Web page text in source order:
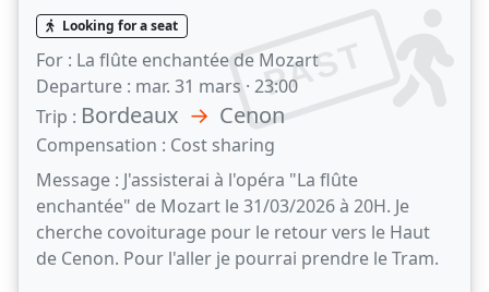
PAST
Looking for a seat
For : La flûte enchantée de Mozart
Departure : mar. 31 mars · 23:00
Trip : Bordeaux → Cenon
Compensation : Cost sharing
Message : J'assisterai à l'opéra "La flûte
enchantée" de Mozart le 31/03/2026 à 20H. Je
cherche covoiturage pour le retour vers le Haut
de Cenon. Pour l'aller je pourrai prendre le Tram.